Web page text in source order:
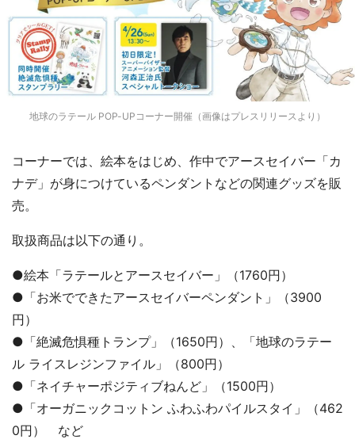
地球のラテール POP-UPコーナー開催（画像はプレスリリースより）
コーナーでは、絵本をはじめ、作中でアースセイバー「カ
ナデ」が身につけているペンダントなどの関連グッズを販
売。
取扱商品は以下の通り。
●絵本「ラテールとアースセイバー」（1760円）
●「お米でできたアースセイバーペンダント」（3900
円）
●「絶滅危惧種トランプ」（1650円）、「地球のラテー
ル ライスレジンファイル」（800円）
●「ネイチャーポジティブねんど」（1500円）
●「オーガニックコットン ふわふわパイルスタイ」（462
0円） など